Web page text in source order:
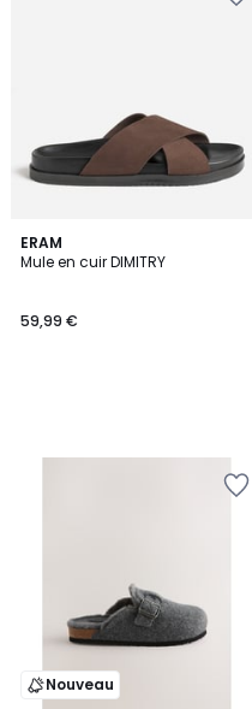
ERAM
Mule en cuir DIMITRY
59,99 €
Nouveau